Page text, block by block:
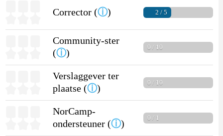
Corrector (ⓘ) 2 / 5
Community-ster
(ⓘ)
0 / 10
Verslaggever ter
plaatse (ⓘ)
0 / 10
NorCamp-
ondersteuner (ⓘ)
0 / 1